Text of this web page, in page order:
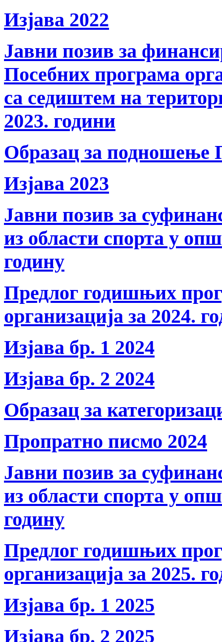
Изјава 2022
Јавни позив за
Посебних програма
са седиштем на
2023. години
Образац за подношење
Изјава 2023
Јавни позив за
из области спорта у
годину
Предлог годишњих
организација за 2024.
Изјава бр. 1 2024
Изјава бр. 2 2024
Образац за
Пропратно писмо 2024
Јавни позив за
из области спорта у
годину
Предлог годишњих
организација за 2025.
Изјава бр. 1 2025
Изјава бр. 2 2025